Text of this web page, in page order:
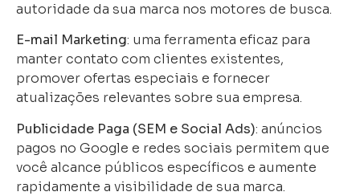
autoridade da sua marca nos motores de busca.
E-mail Marketing: uma ferramenta eficaz para
manter contato com clientes existentes,
promover ofertas especiais e fornecer
atualizações relevantes sobre sua empresa.
Publicidade Paga (SEM e Social Ads): anúncios
pagos no Google e redes sociais permitem que
você alcance públicos específicos e aumente
rapidamente a visibilidade de sua marca.